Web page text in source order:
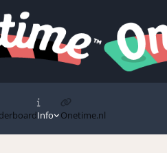
Info Onetime.nl